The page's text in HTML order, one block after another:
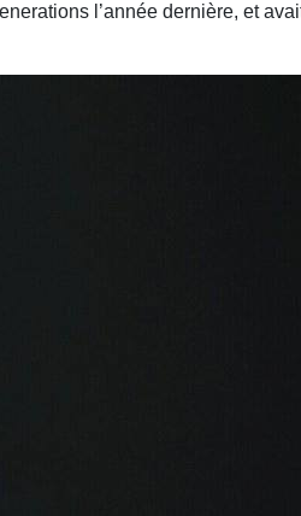
l’année dernière, et